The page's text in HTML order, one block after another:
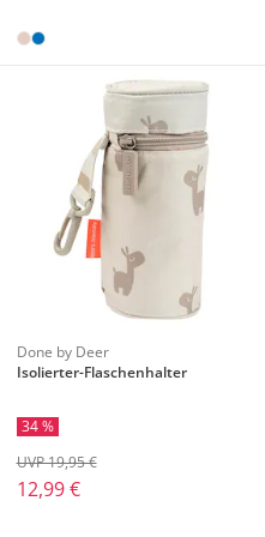
Done by Deer
Isolierter-Flaschenhalter
34 %
12,99 €
UVP 19,95 €